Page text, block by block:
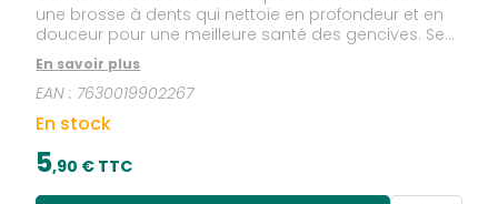
une brosse à dents qui nettoie en profondeur et en
douceur pour une meilleure santé des gencives. Ses
brins sont effilés (1/100ème) pour une meilleure
efficacité interdentaire, et son manche quad-grip
assure le meilleur angle de brossage (45°) Cette
brosse a été testée scientifiquement pour permettre
une élimination optimale de la plaque dans les
zones difficiles d'accès : entre les dents, le long et
sous le sillon gingival. Cette brosse possède un
capuchon afin de garantir une hygiène parfaite.
En savoir plus
EAN : 7630019902267
En stock
5,90 € TTC